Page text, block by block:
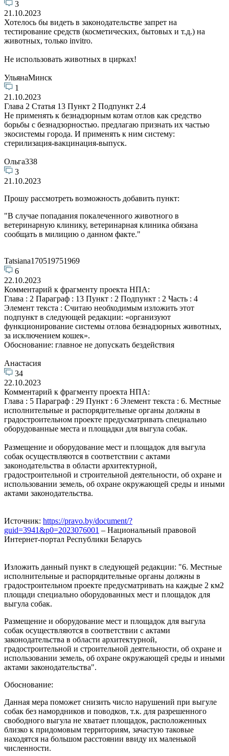
3
21.10.2023
Хотелось бы видеть в законодательстве запрет на
тестирование средств (косметических, бытовых и т.д.) на
животных, только invitro.
Не использовать животных в цирках!
УльянаМинск
1
21.10.2023
Глава 2 Статья 13 Пункт 2 Подпункт 2.4
Не применять к безнадзорным котам отлов как средство
борьбы с безнадзорностью. предлагаю признать их частью
экосистемы города. И применять к ним систему:
стерилизация-вакцинация-выпуск.
Ольга338
3
21.10.2023
Прошу рассмотреть возможность добавить пункт:
"В случае попадания покалеченного животного в
ветеринарную клинику, ветеринарная клиника обязана
сообщать в милицию о данном факте."
Tatsiana170519751969
6
22.10.2023
Комментарий к фрагменту проекта НПА:
Глава : 2 Параграф : 13 Пункт : 2 Подпункт : 2 Часть : 4
Элемент текста : Считаю необходимым изложить этот
подпункт в следующей редакции: «организуют
функционирование системы отлова безнадзорных животных,
за исключением кошек».
Обоснование: главное не допускать бездействия
Анастасия
34
22.10.2023
Комментарий к фрагменту проекта НПА:
Глава : 5 Параграф : 29 Пункт : 6 Элемент текста : 6. Местные
исполнительные и распорядительные органы должны в
градостроительном проекте предусматривать специально
оборудованные места и площадки для выгула собак.
Размещение и оборудование мест и площадок для выгула
собак осуществляются в соответствии с актами
законодательства в области архитектурной,
градостроительной и строительной деятельности, об охране и
использовании земель, об охране окружающей среды и иными
актами законодательства.
Источник: https://pravo.by/document/?
guid=3941&p0=2023076001 – Национальный правовой
Интернет-портал Республики Беларусь
Изложить данный пункт в следующей редакции: "6. Местные
исполнительные и распорядительные органы должны в
градостроительном проекте предусматривать на каждые 2 км2
площади специально оборудованных мест и площадок для
выгула собак.
Размещение и оборудование мест и площадок для выгула
собак осуществляются в соответствии с актами
законодательства в области архитектурной,
градостроительной и строительной деятельности, об охране и
использовании земель, об охране окружающей среды и иными
актами законодательства".
Обоснование:
Данная мера поможет снизить число нарушений при выгуле
собак без намордников и поводков, т.к. для разрешенного
свободного выгула не хватает площадок, расположенных
близко к придомовым территориям, зачастую таковые
находятся на большом расстоянии ввиду их маленькой
численности.